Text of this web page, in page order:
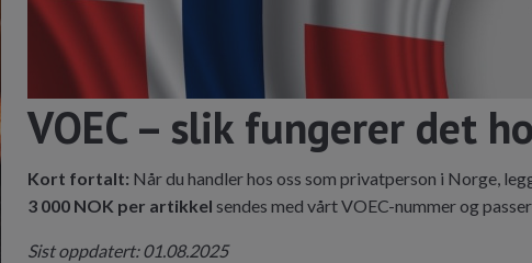
VOEC – slik fungerer det
Kort fortalt: Når du handler hos oss som privatperson i Norge,
3 000 NOK per artikkel sendes med vårt VOEC-nummer og
Sist oppdatert: 01.08.2025